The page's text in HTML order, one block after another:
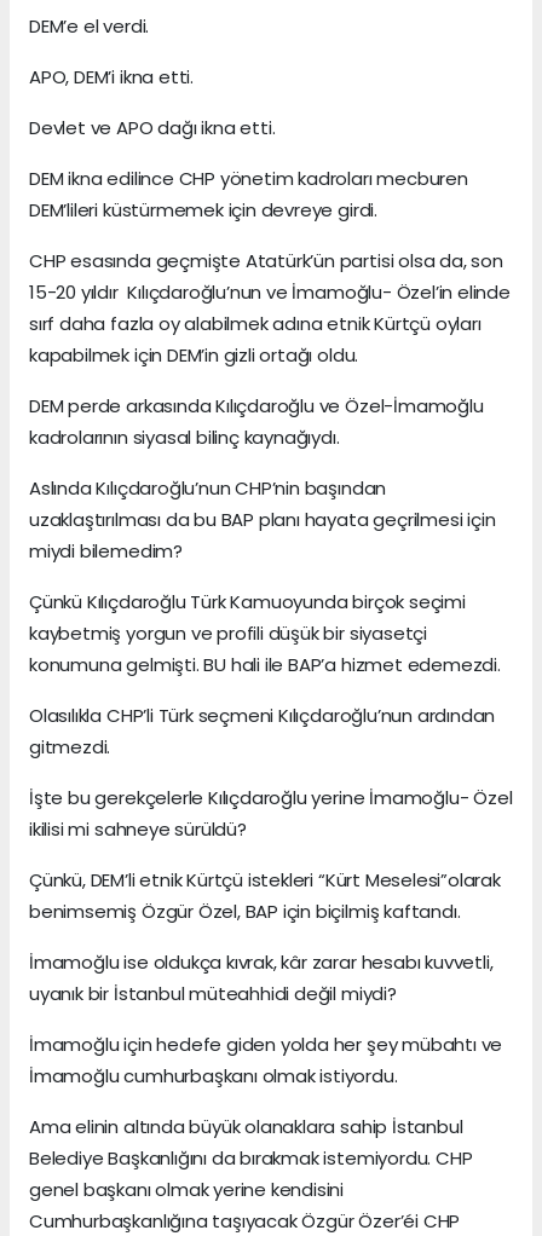
DEM’e el verdi.
APO, DEM’i ikna etti.
Devlet ve APO dağı ikna etti.
DEM ikna edilince CHP yönetim kadroları mecburen
DEM’lileri küstürmemek için devreye girdi.
CHP esasında geçmişte Atatürk’ün partisi olsa da, son
15-20 yıldır Kılıçdaroğlu’nun ve İmamoğlu- Özel’in elinde
sırf daha fazla oy alabilmek adına etnik Kürtçü oyları
kapabilmek için DEM’in gizli ortağı oldu.
DEM perde arkasında Kılıçdaroğlu ve Özel-İmamoğlu
kadrolarının siyasal bilinç kaynağıydı.
Aslında Kılıçdaroğlu’nun CHP’nin başından
uzaklaştırılması da bu BAP planı hayata geçrilmesi için
miydi bilemedim?
Çünkü Kılıçdaroğlu Türk Kamuoyunda birçok seçimi
kaybetmiş yorgun ve profili düşük bir siyasetçi
konumuna gelmişti. BU hali ile BAP’a hizmet edemezdi.
Olasılıkla CHP’li Türk seçmeni Kılıçdaroğlu’nun ardından
gitmezdi.
İşte bu gerekçelerle Kılıçdaroğlu yerine İmamoğlu- Özel
ikilisi mi sahneye sürüldü?
Çünkü, DEM’li etnik Kürtçü istekleri “Kürt Meselesi”olarak
benimsemiş Özgür Özel, BAP için biçilmiş kaftandı.
İmamoğlu ise oldukça kıvrak, kâr zarar hesabı kuvvetli,
uyanık bir İstanbul müteahhidi değil miydi?
İmamoğlu için hedefe giden yolda her şey mübahtı ve
İmamoğlu cumhurbaşkanı olmak istiyordu.
Ama elinin altında büyük olanaklara sahip İstanbul
Belediye Başkanlığını da bırakmak istemiyordu. CHP
genel başkanı olmak yerine kendisini
Cumhurbaşkanlığına taşıyacak Özgür Özer’éi CHP